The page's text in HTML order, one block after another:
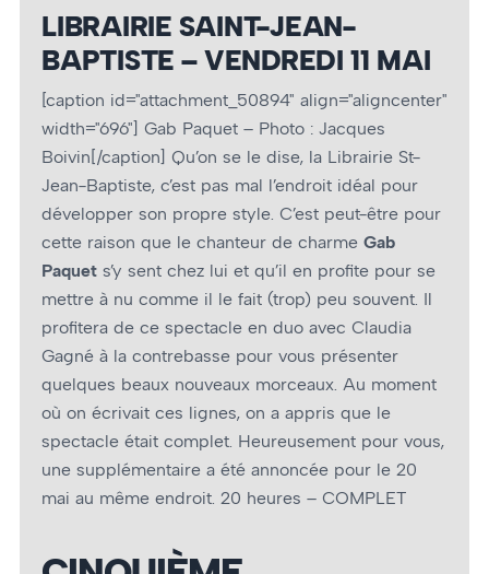
LIBRAIRIE SAINT-JEAN-
BAPTISTE – VENDREDI 11 MAI
[caption id="attachment_50894" align="aligncenter"
width="696"] Gab Paquet – Photo : Jacques
Boivin[/caption] Qu’on se le dise, la Librairie St-
Jean-Baptiste, c’est pas mal l’endroit idéal pour
développer son propre style. C’est peut-être pour
cette raison que le chanteur de charme Gab
Paquet s’y sent chez lui et qu’il en profite pour se
mettre à nu comme il le fait (trop) peu souvent. Il
profitera de ce spectacle en duo avec Claudia
Gagné à la contrebasse pour vous présenter
quelques beaux nouveaux morceaux. Au moment
où on écrivait ces lignes, on a appris que le
spectacle était complet. Heureusement pour vous,
une supplémentaire a été annoncée pour le 20
mai au même endroit. 20 heures – COMPLET